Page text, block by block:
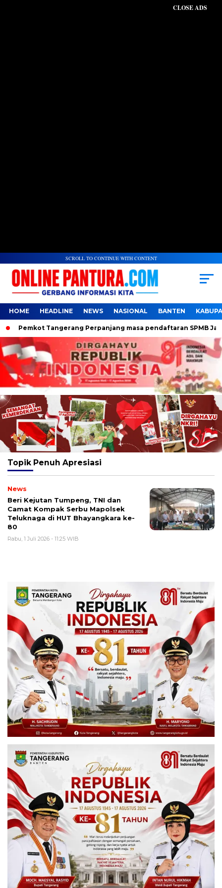
CLOSE ADS
SCROLL TO CONTINUE WITH CONTENT
HOME HEADLINE NEWS NASIONAL BANTEN
Pemkot Tangerang Perpanjang masa pendaftaran SPMB Jalur
Topik Penuh Apresiasi
News
Beri Kejutan Tumpeng, TNI dan
Camat Kompak Serbu Mapolsek
Teluknaga di HUT Bhayangkara ke-
80
Rabu, 1 Juli 2026 - 11:25 WIB